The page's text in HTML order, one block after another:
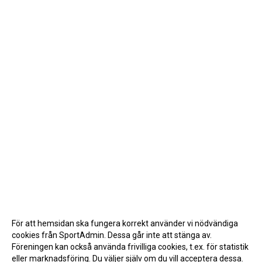
För att hemsidan ska fungera korrekt använder vi nödvändiga
cookies från SportAdmin. Dessa går inte att stänga av.
Föreningen kan också använda frivilliga cookies, t.ex. för statistik
eller marknadsföring. Du väljer själv om du vill acceptera dessa.